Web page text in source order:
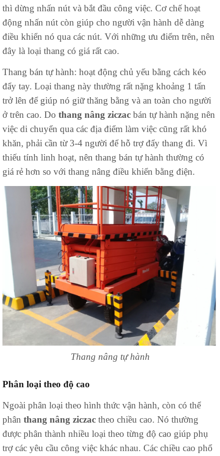
thì dừng nhấn nút và bắt đầu công việc. Cơ chế hoạt
động nhấn nút còn giúp cho người vận hành dễ dàng
điều khiển nó qua các nút. Với những ưu điểm trên, nên
đây là loại thang có giá rất cao.
Thang bán tự hành: hoạt động chủ yếu bằng cách kéo
đẩy tay. Loại thang này thường rất nặng khoảng 1 tấn
trở lên để giúp nó giữ thăng bằng và an toàn cho người
ở trên cao. Do thang nâng ziczac bán tự hành nặng nên
việc di chuyển qua các địa điểm làm việc cũng rất khó
khăn, phải cần từ 3-4 người để hỗ trợ đẩy thang đi. Vì
thiếu tính linh hoạt, nên thang bán tự hành thường có
giá rẻ hơn so với thang nâng điều khiển bằng điện.
Thang nâng tự hành
Phân loại theo độ cao
Ngoài phân loại theo hình thức vận hành, còn có thể
phân thang nâng ziczac theo chiều cao. Nó thường
được phân thành nhiều loại theo từng độ cao giúp phụ
trợ các yêu cầu công việc khác nhau. Các chiều cao phổ